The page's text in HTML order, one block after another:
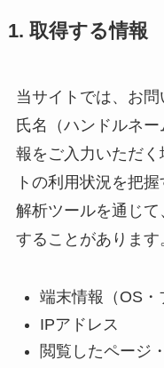
1. 取得する情報
当サイトでは、お問
氏名（ハンドルネ
報をご入力いただ
トの利用状況を把
解析ツールを通じ
することがあります
端末情報（OS・
IPアドレス
閲覧したページ